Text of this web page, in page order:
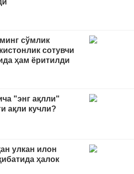
сўмлик
сотувчи
ҳам ёритилди
"энг ақлли"
ақли кучли?
улкан илон
ҳалок